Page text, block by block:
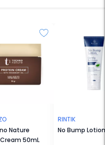
Nature
50mL
RINTIK
No Bump Lotion